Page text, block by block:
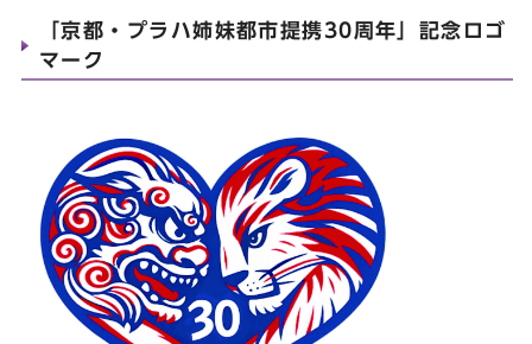
「京都・プラハ姉妹都市提携30周年」記念ロゴ
マーク